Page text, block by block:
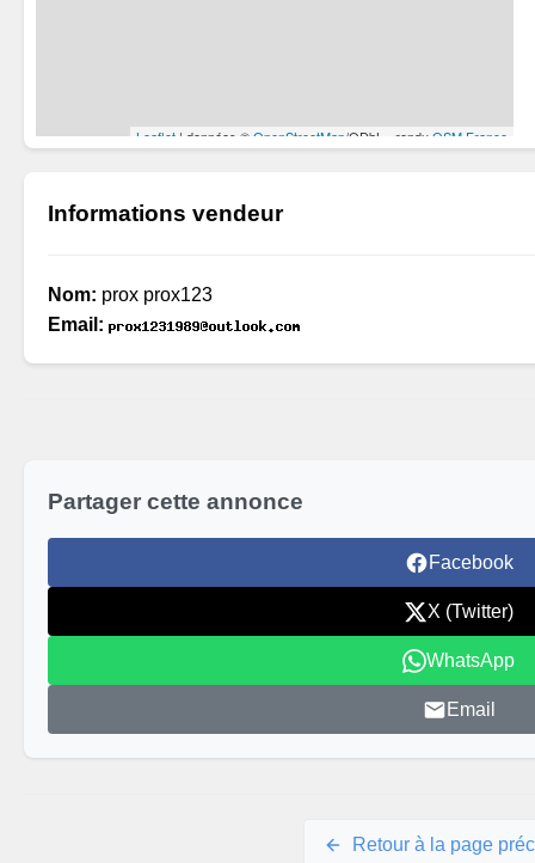
Informations vendeur
Nom: prox prox123
Email:
Partager cette annonce
Facebook
X (Twitter)
WhatsApp
Email
Retour à la page